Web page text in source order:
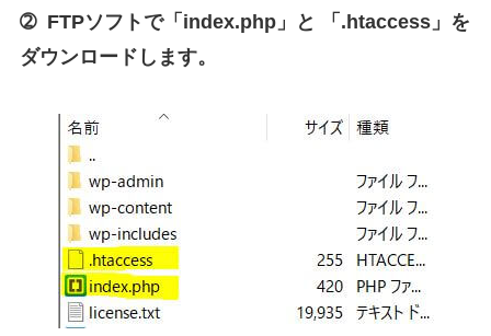
➁ FTPソフトで「index.php」と 「.htaccess」を
ダウンロードします。